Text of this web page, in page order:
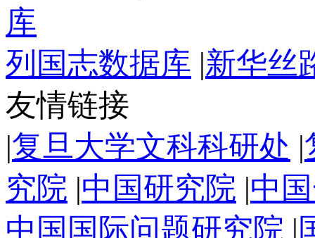
库
列国志数据库 |新华丝
友情链接
|复旦大学文科科研处 |
究院 |中国研究院 |中
中国国际问题研究院 |